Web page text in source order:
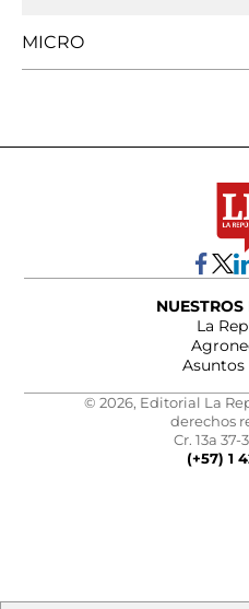
MICRO
La
Asuntos
© 2026, Editorial La
derechos
Cr. 13a
(+57) 1